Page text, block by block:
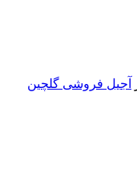
آجیل فروشی گلچین